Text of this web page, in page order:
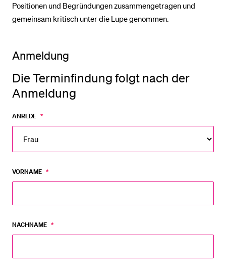
Positionen und Begründungen zusammengetragen und
gemeinsam kritisch unter die Lupe genommen.
Anmeldung
Die Terminfindung folgt nach der
Anmeldung
ANREDE *
VORNAME *
NACHNAME *